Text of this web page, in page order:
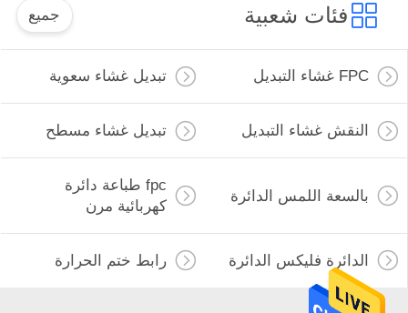
فئات شعبية جميع
FPC غشاء التبديل تبديل غشاء سعوية
النقش غشاء التبديل تبديل غشاء مسطح
بالسعة اللمس الدائرة
fpc طباعة دائرة
كهربائية مرن
الدائرة فليكس الدائرة رابط ختم الحرارة